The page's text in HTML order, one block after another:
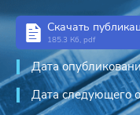
Скачать
185.3 Кб, pdf
Дата
Дата следующего